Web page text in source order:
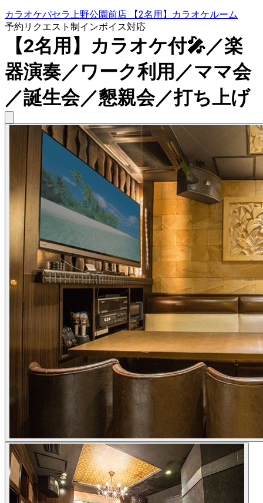
カラオケパセラ上野公園前店 【2名用】カラオケルーム
予約リクエスト制インボイス対応
【2名用】カラオケ付🎤／楽
器演奏／ワーク利用／ママ会
／誕生会／懇親会／打ち上げ